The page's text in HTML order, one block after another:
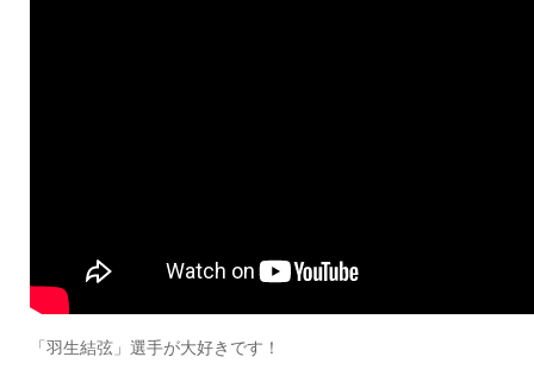
「羽生結弦」選手が大好きです！